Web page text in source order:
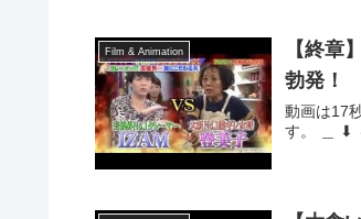
Film & Animation
【終
勃発！
動画は17
す。 ＿ ⬇